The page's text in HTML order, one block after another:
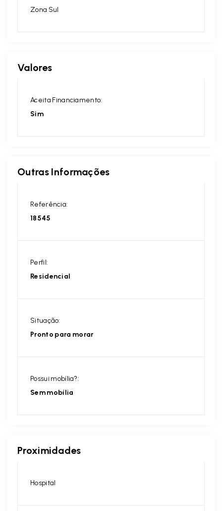
Zona Sul
Valores
Aceita Financiamento:
Sim
Outras Informações
Referência:
18545
Perfil:
Residencial
Situação:
Pronto para morar
Possui mobília?:
Sem mobília
Proximidades
Hospital